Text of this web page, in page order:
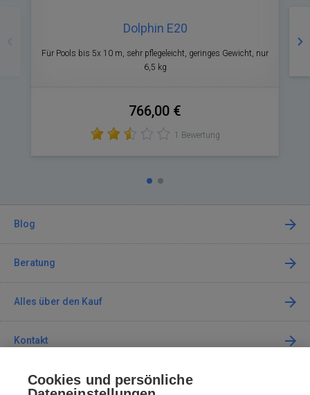
Dolphin E20
Für Pools bis 5x 10 m, sehr pflegeleicht, geringes Gewicht, nur
6,5 kg
766,00 €
1 Bewertung
Blog
Beratung
Alles über den Kauf
Kontakt
Kontaktieren Sie uns
Cookies und persönliche